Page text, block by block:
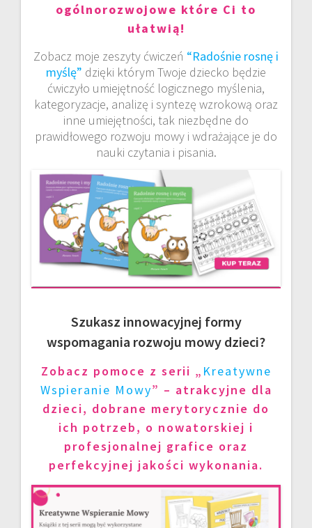
ogólnorozwojowe które Ci to
ułatwią!
Zobacz moje zeszyty ćwiczeń “Radośnie rosnę i
myślę” dzięki którym Twoje dziecko będzie
ćwiczyło umiejętność logicznego myślenia,
kategoryzacje, analizę i syntezę wzrokową oraz
inne umiejętności, tak niezbędne do
prawidłowego rozwoju mowy i wdrażające je do
nauki czytania i pisania.
Szukasz innowacyjnej formy
wspomagania rozwoju mowy dzieci?
Zobacz pomoce z serii „ Kreatywne
Wspieranie Mowy” – atrakcyjne dla
dzieci, dobrane merytorycznie do
ich potrzeb, o nowatorskiej i
profesjonalnej grafice oraz
perfekcyjnej jakości wykonania.